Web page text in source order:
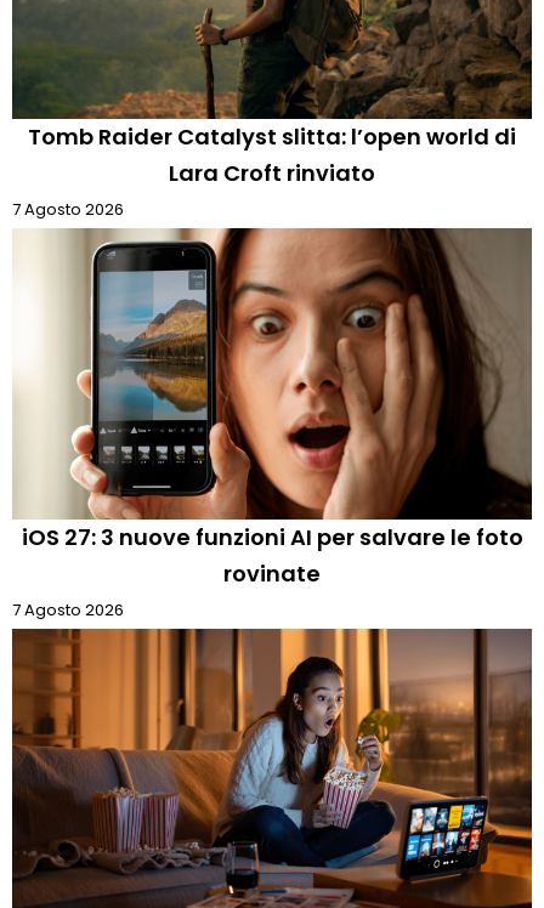
Tomb Raider Catalyst slitta: l’open world di
Lara Croft rinviato
7 Agosto 2026
iOS 27: 3 nuove funzioni AI per salvare le foto
rovinate
7 Agosto 2026